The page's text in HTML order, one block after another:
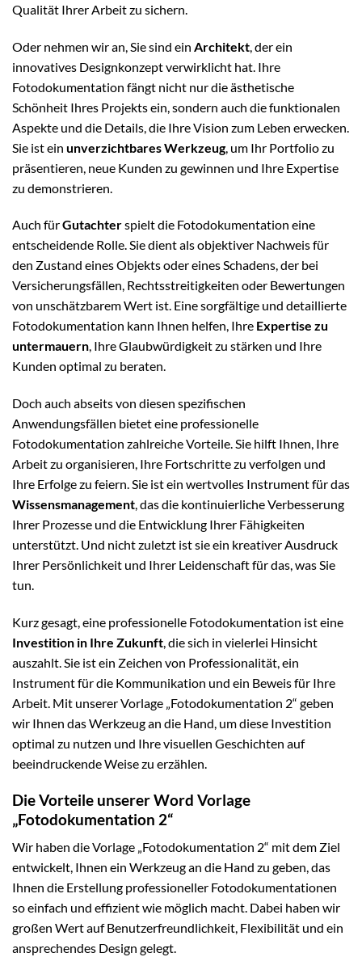
Qualität Ihrer Arbeit zu sichern.
Oder nehmen wir an, Sie sind ein Architekt , der ein
innovatives Designkonzept verwirklicht hat. Ihre
Fotodokumentation fängt nicht nur die ästhetische
Schönheit Ihres Projekts ein, sondern auch die funktionalen
Aspekte und die Details, die Ihre Vision zum Leben erwecken.
Sie ist ein unverzichtbares Werkzeug, um Ihr Portfolio zu
präsentieren, neue Kunden zu gewinnen und Ihre Expertise
zu demonstrieren.
Auch fürGutachterspielt die Fotodokumentation eine
entscheidende Rolle. Sie dient als objektiver Nachweis für
den Zustand eines Objekts oder eines Schadens, der bei
Versicherungsfällen, Rechtsstreitigkeiten oder Bewertungen
von unschätzbarem Wert ist. Eine sorgfältige und detaillierte
Fotodokumentation kann Ihnen helfen, Ihre Expertise zu
untermauern, Ihre Glaubwürdigkeit zu stärken und Ihre
Kunden optimal zu beraten.
Doch auch abseits von diesen spezifischen
Anwendungsfällen bietet eine professionelle
Fotodokumentation zahlreiche Vorteile. Sie hilft Ihnen, Ihre
Arbeit zu organisieren, Ihre Fortschritte zu verfolgen und
Ihre Erfolge zu feiern. Sie ist ein wertvolles Instrument für das
Wissensmanagement, das die kontinuierliche Verbesserung
Ihrer Prozesse und die Entwicklung Ihrer Fähigkeiten
unterstützt. Und nicht zuletzt ist sie ein kreativer Ausdruck
Ihrer Persönlichkeit und Ihrer Leidenschaft für das, was Sie
tun.
Kurz gesagt, eine professionelle Fotodokumentation ist eine
Investition in Ihre Zukunft, die sich in vielerlei Hinsicht
auszahlt. Sie ist ein Zeichen von Professionalität, ein
Instrument für die Kommunikation und ein Beweis für Ihre
Arbeit. Mit unserer Vorlage „Fotodokumentation 2“ geben
wir Ihnen das Werkzeug an die Hand, um diese Investition
optimal zu nutzen und Ihre visuellen Geschichten auf
beeindruckende Weise zu erzählen.
Die Vorteile unserer Word Vorlage
„Fotodokumentation 2“
Wir haben die Vorlage „Fotodokumentation 2“ mit dem Ziel
entwickelt, Ihnen ein Werkzeug an die Hand zu geben, das
Ihnen die Erstellung professioneller Fotodokumentationen
so einfach und effizient wie möglich macht. Dabei haben wir
großen Wert auf Benutzerfreundlichkeit, Flexibilität und ein
ansprechendes Design gelegt.